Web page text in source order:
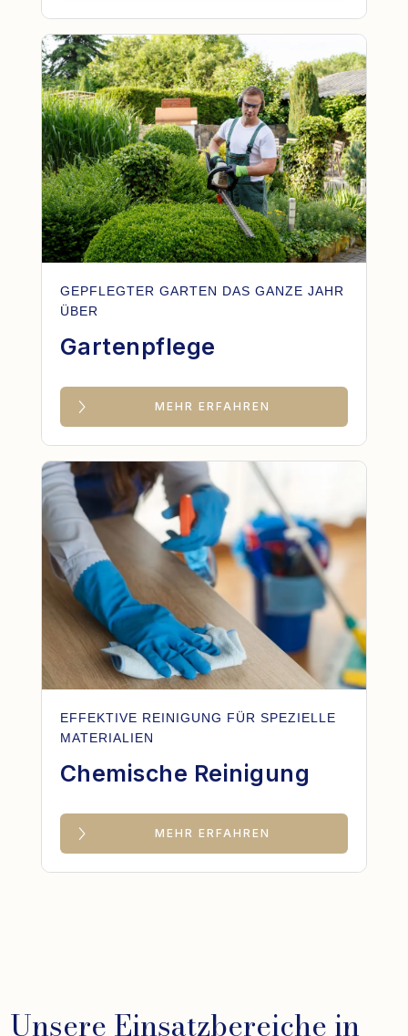
GEPFLEGTER GARTEN DAS GANZE JAHR
ÜBER
Gartenpflege
MEHR ERFAHREN
EFFEKTIVE REINIGUNG FÜR SPEZIELLE
MATERIALIEN
Chemische Reinigung
MEHR ERFAHREN
Unsere Einsatzbereiche in